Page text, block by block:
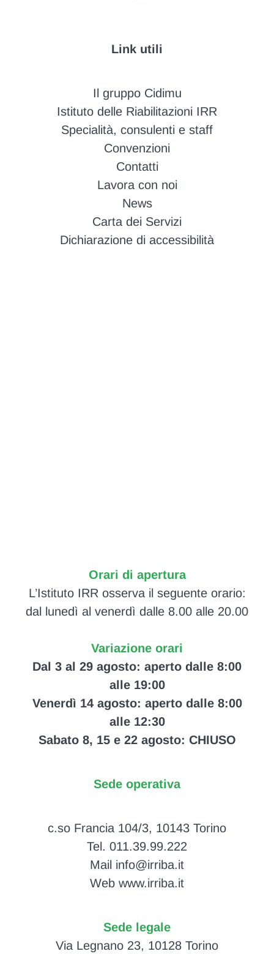
Link utili
Il gruppo Cidimu
Istituto delle Riabilitazioni IRR
Specialità, consulenti e staff
Convenzioni
Contatti
Lavora con noi
News
Carta dei Servizi
Dichiarazione di accessibilità
Orari di apertura
L’Istituto IRR osserva il seguente orario:
dal lunedì al venerdì dalle 8.00 alle 20.00
Variazione orari
Dal 3 al 29 agosto: aperto dalle 8:00
alle 19:00
Venerdì 14 agosto: aperto dalle 8:00
alle 12:30
Sabato 8, 15 e 22 agosto: CHIUSO
Sede operativa
c.so Francia 104/3, 10143 Torino
Tel. 011.39.99.222
Mail info@irriba.it
Web www.irriba.it
Sede legale
Via Legnano 23, 10128 Torino